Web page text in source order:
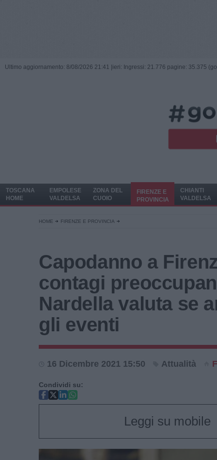
Ultimo aggiornamento: 8/08/2026 21:41 | ieri: Ingressi: 21.776 pagine: 35.375
TOSCANA
HOME
EMPOLESE
VALDELSA
ZONA DEL
CUOIO
FIRENZE E
PROVINCIA
CHIANTI
VALDELSA
HOME FIRENZE E PROVINCIA
Capodanno a
contagi
Nardella valuta se
gli eventi
16 Dicembre 2021 15:50 Attualità
Condividi su:
Leggi su mobile